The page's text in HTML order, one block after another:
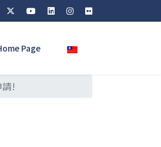
Page Select your language
!